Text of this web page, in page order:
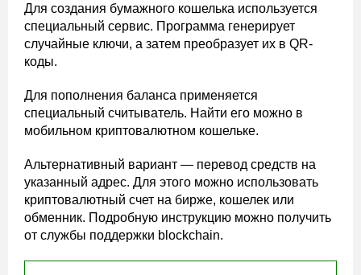
Для создания бумажного кошелька используется
специальный сервис. Программа генерирует
случайные ключи, а затем преобразует их в QR-
коды.
Для пополнения баланса применяется
специальный считыватель. Найти его можно в
мобильном криптовалютном кошельке.
Альтернативный вариант — перевод средств на
указанный адрес. Для этого можно использовать
криптовалютный счет на бирже, кошелек или
обменник. Подробную инструкцию можно получить
от службы поддержки blockchain.